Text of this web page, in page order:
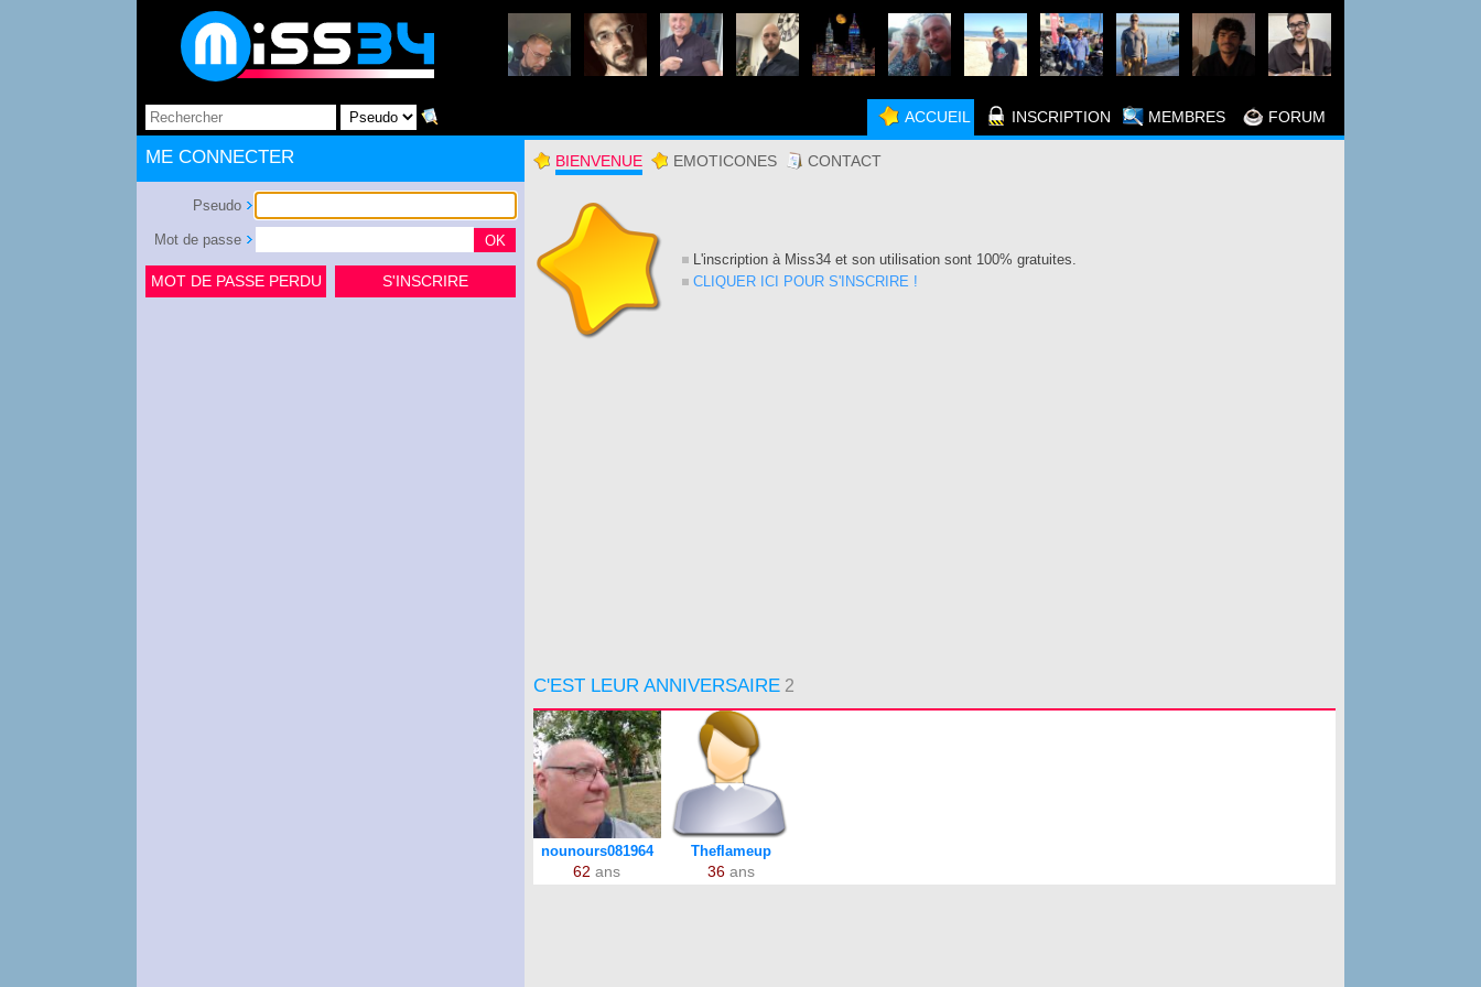
ACCUEIL INSCRIPTION MEMBRES FORUM
ME CONNECTER
Pseudo
Mot de passe
MOT DE PASSE PERDU S'INSCRIRE
BIENVENUE EMOTICONES CONTACT
L'inscription à Miss34 et son utilisation sont 100% gratuites.
CLIQUER ICI POUR S'INSCRIRE !
C'EST LEUR ANNIVERSAIRE 2
nounours081964
62 ans
Theflameup
36 ans